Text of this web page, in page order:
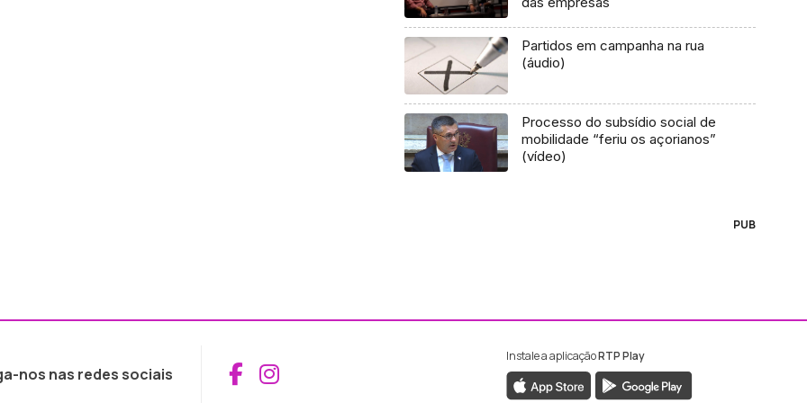
Partidos em campanha na rua
(áudio)
Processo do subsídio social de
mobilidade “feriu os açorianos”
(vídeo)
PUB
nos nas redes sociais Aceder ao Facebook da RTP Madeira
Aceder ao Instagram da RTP Madeira
Instale a aplicaçãoRTP Play